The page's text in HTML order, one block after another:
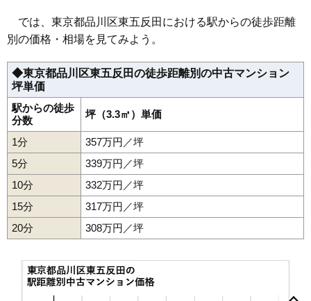
無料一括査定をする
住所 東京都品川区東五反田1丁目
交通 五反田駅（5分）
相場 7,480万円～7,880万円
(174.0万円/㎡~183.3万円/㎡)
マンションナビで
無料一括査定をする
新池田山マンション
住所 東京都品川区東五反田5丁目
相場 4,240万円～4,540万円
では、東京都品川区東五反田における駅からの徒歩距離
別の価格・相場を見てみよう。
◆東京都品川区東五反田の徒歩距離別の中古マンション
坪単価
駅からの徒歩
分数
坪（3.3㎡）単価
1分
357万円／坪
5分
339万円／坪
10分
332万円／坪
15分
317万円／坪
20分
308万円／坪
大崎駅 五反田駅 目黒駅 西大井駅 大井町駅 不動前駅